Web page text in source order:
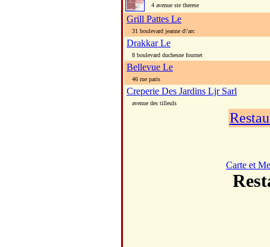
4 avenue ste therese
Grill Pattes Le
31 boulevard jeanne d\'arc
Drakkar Le
8 boulevard duchesne fournet
Bellevue Le
46 rue paris
Creperie Des Jardins Ljr Sarl
avenue des tilleuls
Carte et